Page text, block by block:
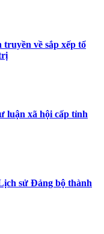
truyền về sắp xếp tổ
luận xã hội cấp tỉnh
sử Đảng bộ thành